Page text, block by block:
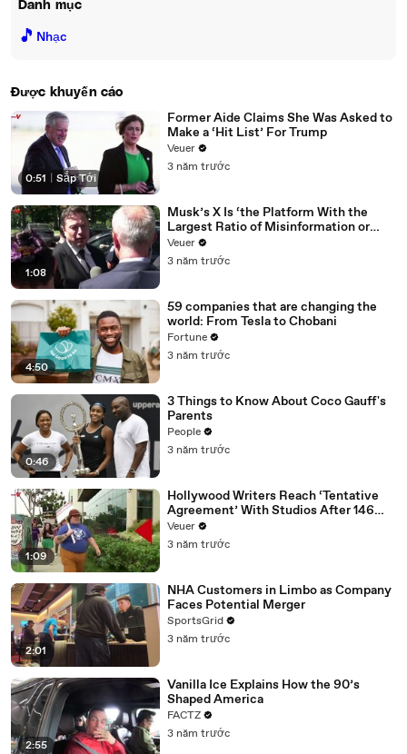
Danh mục
🎵 Nhạc
Được khuyến cáo
0:51 Sắp Tới
Former Aide Claims She Was Asked to
Make a ‘Hit List’ For Trump
Veuer
3 năm trước
1:08
Musk’s X Is ‘the Platform With the
Largest Ratio of Misinformation or
Disinformation’ Amongst All Social
Media Platforms
Veuer
3 năm trước
4:50
59 companies that are changing the
world: From Tesla to Chobani
Fortune
3 năm trước
0:46
3 Things to Know About Coco Gauff's
Parents
People
3 năm trước
1:09
Hollywood Writers Reach ‘Tentative
Agreement’ With Studios After 146
Day Strike
Veuer
3 năm trước
2:01
NHA Customers in Limbo as Company
Faces Potential Merger
SportsGrid
3 năm trước
2:55
Vanilla Ice Explains How the 90’s
Shaped America
FACTZ
3 năm trước